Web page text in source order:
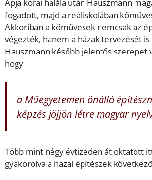
Apja korai halála után Hauszmann
fogadott, majd a reáliskolában
Akkoriban a kőművesek nemcsak az
végezték, hanem a házak tervezését
Hauszmann később jelentős szerepet
hogy
a Műegyetemen önálló
képzés jöjjön létre magyar
Több mint négy évtizeden át oktatott
gyakorolva a hazai építészek